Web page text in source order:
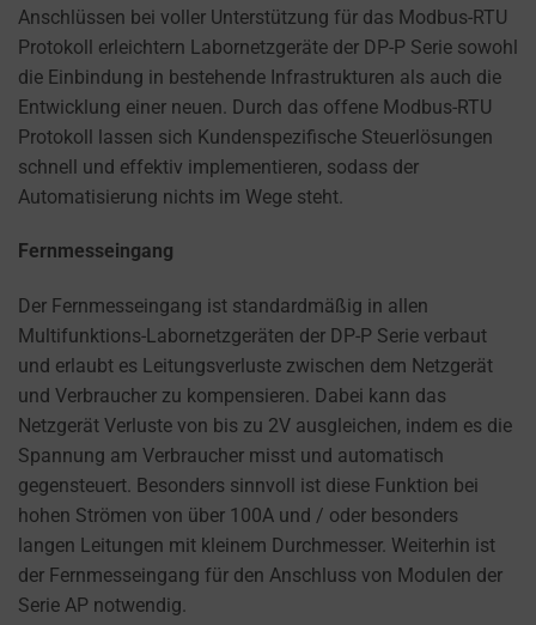
Anschlüssen bei voller Unterstützung für das Modbus-RTU
Protokoll erleichtern Labornetzgeräte der DP-P Serie sowohl
die Einbindung in bestehende Infrastrukturen als auch die
Entwicklung einer neuen. Durch das offene Modbus-RTU
Protokoll lassen sich Kundenspezifische Steuerlösungen
schnell und effektiv implementieren, sodass der
Automatisierung nichts im Wege steht.
Fernmesseingang
Der Fernmesseingang ist standardmäßig in allen
Multifunktions-Labornetzgeräten der DP-P Serie verbaut
und erlaubt es Leitungsverluste zwischen dem Netzgerät
und Verbraucher zu kompensieren. Dabei kann das
Netzgerät Verluste von bis zu 2V ausgleichen, indem es die
Spannung am Verbraucher misst und automatisch
gegensteuert. Besonders sinnvoll ist diese Funktion bei
hohen Strömen von über 100A und / oder besonders
langen Leitungen mit kleinem Durchmesser. Weiterhin ist
der Fernmesseingang für den Anschluss von Modulen der
Serie AP notwendig.